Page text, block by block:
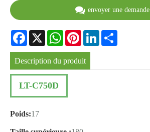
envoyer une demande
Facebook
X WhatsAppPinterestLinkedIn
Description du produit
LT-C750D
Poids:17